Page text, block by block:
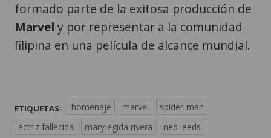
formado parte de la exitosa producción de
Marvel y por representar a la comunidad
filipina en una película de alcance mundial.
ETIQUETAS: homenaje marvel
spider-man
actriz fallecida
mary egida rivera ned leeds